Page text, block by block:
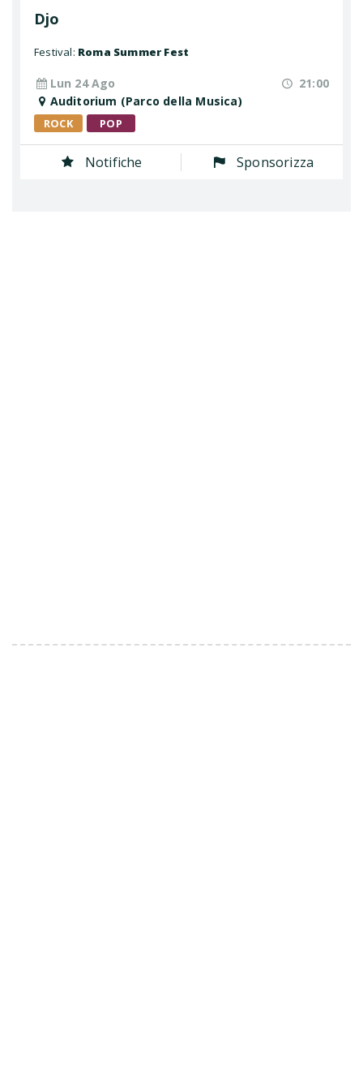
Djo
Festival: Roma Summer Fest
Lun 24 Ago
21:00
Auditorium (Parco della Musica)
ROCK POP
Notifiche Sponsorizza